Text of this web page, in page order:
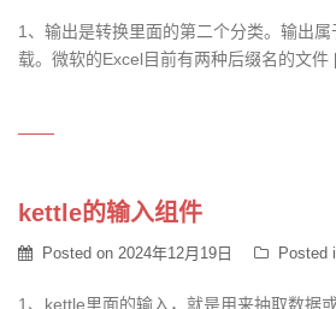
1、输出是转换里面的第二个分类。输出
载。微软的Excel目前有两种后缀名的文
kettle的输入组件
Posted on 2024年12月19日 Posted
1、kettle里面的输入，就是用来抽取数据